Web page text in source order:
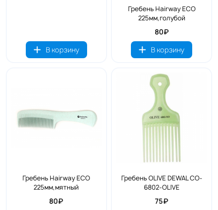
В корзину
Гребень Hairway ECO
225мм,голубой
80₽
В корзину
Гребень Hairway ECO
225мм,мятный
80₽
Гребень OLIVE DEWAL CO-
6802-OLIVE
75₽